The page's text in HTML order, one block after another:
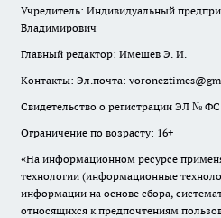
Учредитель: Индивидуальный
Владимирович
Главный редактор: Имешев Э. И.
Контакты: Эл.почта:
Свидетельство о регистрации ЭЛ № ФС
Ограничение по возрасту: 16+
«На информационном ресурсе
технологии (информационные
информации на основе сбора,
относящихся к предпочтениям